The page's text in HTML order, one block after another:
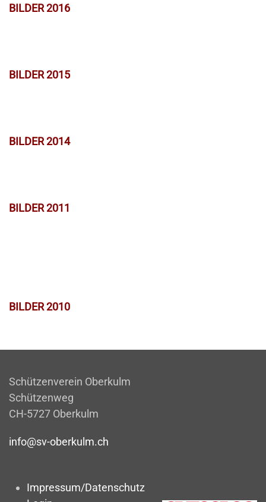
BILDER 2016
BILDER 2015
BILDER 2014
BILDER 2011
BILDER 2010
Schützenverein Oberkulm
Schützenweg
CH-5727 Oberkulm
info@sv-oberkulm.ch
Impressum/Datenschutz